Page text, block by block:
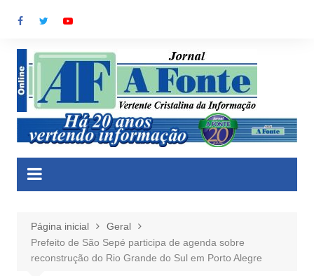
para
conteúdo
Página inicial
Geral
Prefeito de São Sepé participa de agenda sobre
reconstrução do Rio Grande do Sul em Porto Alegre